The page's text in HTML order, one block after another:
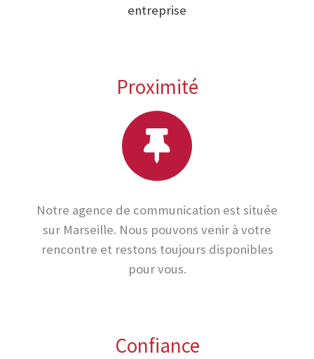
entreprise
Proximité
Notre agence de communication est située
sur Marseille. Nous pouvons venir à votre
rencontre et restons toujours disponibles
pour vous.
Confiance